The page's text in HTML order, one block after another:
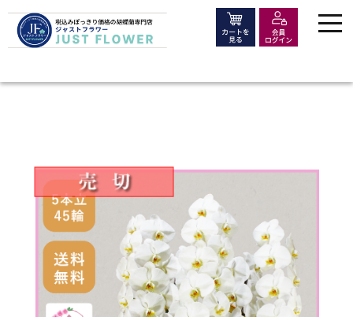
大きさ・種類で選ぶ
木札・ラッピング
よくある質問
ホーム 販売価格で選ぶ ￥30,000
提携農園特別仕立て胡蝶蘭5本立 40~45輪以上